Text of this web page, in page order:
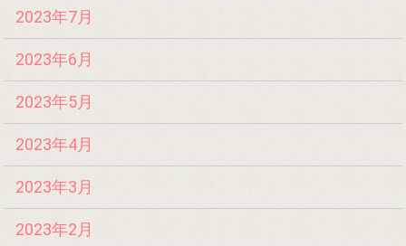
2023年7月
2023年6月
2023年5月
2023年4月
2023年3月
2023年2月